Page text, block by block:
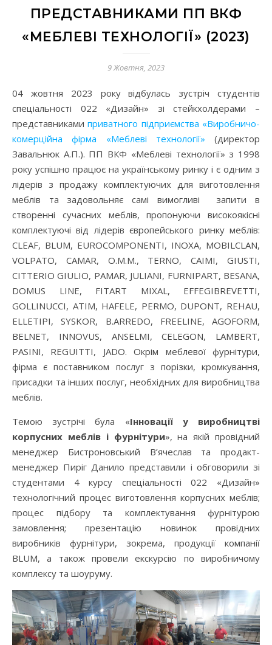
ПРЕДСТАВНИКАМИ ПП ВКФ
«МЕБЛЕВІ ТЕХНОЛОГІЇ» (2023)
9 Жовтня, 2023
04 жовтня 2023 року відбулась зустріч студентів
спеціальності 022 «Дизайн» зі стейкхолдерами –
представникамиприватного підприємства «Виробничо-
комерційна фірма «Меблеві технології» (директор
Завальнюк А.П.). ПП ВКФ «Меблеві технології» з 1998
року успішно працює на українському ринку і є одним з
лідерів з продажу комплектуючих для виготовлення
меблів та задовольняє самі вимогливі запити в
створенні сучасних меблів, пропонуючи високоякісні
комплектуючі від лідерів європейського ринку меблів:
CLEAF, BLUM, EUROCOMPONENTI, INOXA, MOBILCLAN,
VOLPATO, CAMAR, O.M.M., TERNO, CAIMI, GIUSTI,
CITTERIO GIULIO, PAMAR, JULIANI, FURNIPART, BESANA,
DOMUS LINE, FITART MIXAL, EFFEGIBREVETTI,
GOLLINUCCI, ATIM, HAFELE, PERMO, DUPONT, REHAU,
ELLETIPI, SYSKOR, B.ARREDO, FREELINE, AGOFORM,
BELNET, INNOVUS, ANSELMI, CELEGON, LAMBERT,
PASINI, REGUITTI, JADO. Окрім меблевої фурнітури,
фірма є поставником послуг з порізки, кромкування,
присадки та інших послуг, необхідних для виробництва
меблів.
Темою зустрічі була «Інновації у виробництві
корпусних меблів і фурнітури», на якій провідний
менеджер Бистроновський В’ячеслав та продакт-
менеджер Пиріг Данило представили і обговорили зі
студентами 4 курсу спеціальності 022 «Дизайн»
технологічний процес виготовлення корпусних меблів;
процес підбору та комплектування фурнітурою
замовлення; презентацію новинок провідних
виробників фурнітури, зокрема, продукції компанії
BLUM, а також провели екскурсію по виробничому
комплексу та шоуруму.